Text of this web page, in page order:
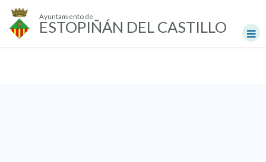
Ayuntamiento de
ESTOPIÑÁN DEL CASTILLO